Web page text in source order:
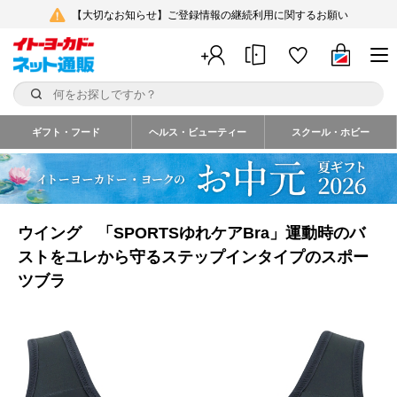
【大切なお知らせ】ご登録情報の継続利用に関するお願い
ギフト・フード ヘルス・ビューティー スクール・ホビー
ウイング 「SPORTSゆれケアBra」運動時のバ
ストをユレから守るステップインタイプのスポー
ツブラ